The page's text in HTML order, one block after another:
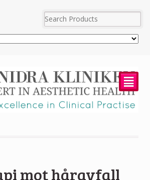
²
mot håravfall